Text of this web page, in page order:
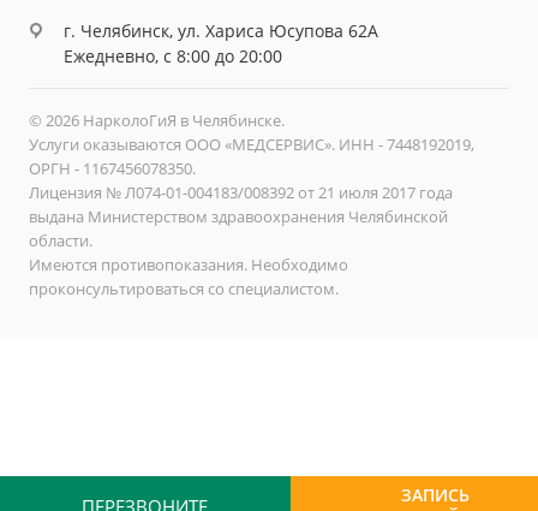
г. Челябинск, ул. Хариса Юсупова 62А
Ежедневно, с 8:00 до 20:00
© 2026 НарколоГиЯ в Челябинске.
Услуги оказываются ООО «МЕДСЕРВИС». ИНН - 7448192019,
ОРГН - 1167456078350.
Лицензия № Л074-01-004183/008392 от 21 июля 2017 года
выдана Министерством здравоохранения Челябинской
области.
Имеются противопоказания. Необходимо
проконсультироваться со специалистом.
ПЕРЕЗВОНИТЕ
ЗАПИСЬ